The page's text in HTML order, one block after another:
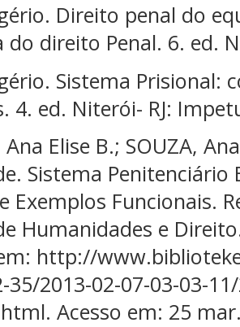
Direito penal do
direito Penal. 6. ed.
Sistema Prisional:
4. ed. Niterói- RJ:
Elise B.; SOUZA,
Sistema
Exemplos Funcionais.
Humanidades e
http://
35/2013-02-07-03-03-
Acesso em: 25